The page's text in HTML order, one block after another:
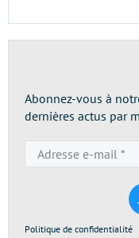
Abonnez-vous à
dernières actus par
Politique de confidentialité